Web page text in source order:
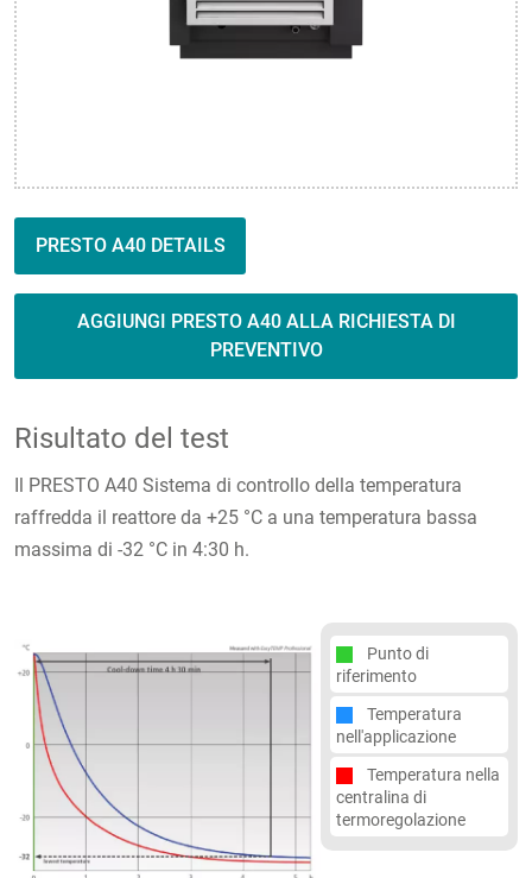
PRESTO A40 DETAILS
AGGIUNGI PRESTO A40 ALLA RICHIESTA DI
PREVENTIVO
Risultato del test
Il PRESTO A40 Sistema di controllo della temperatura
raffredda il reattore da +25 °C a una temperatura bassa
massima di -32 °C in 4:30 h.
Punto di
riferimento
Temperatura
nell'applicazione
Temperatura nella
centralina di
termoregolazione